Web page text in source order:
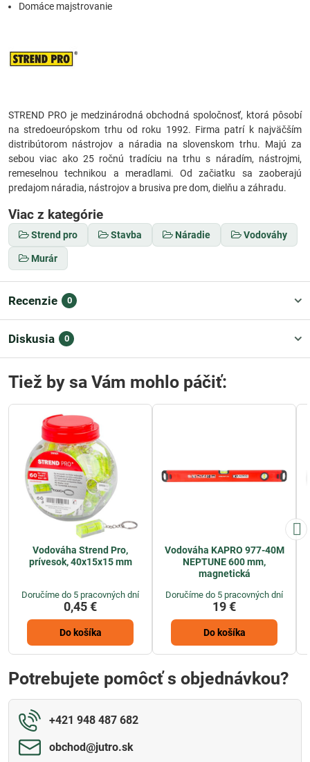
Domáce majstrovanie
STREND PRO je medzinárodná obchodná spoločnosť, ktorá pôsobí
na stredoeurópskom trhu od roku 1992. Firma patrí k najväčším
distribútorom nástrojov a náradia na slovenskom trhu. Majú za
sebou viac ako 25 ročnú tradíciu na trhu s náradím, nástrojmi,
remeselnou technikou a meradlami. Od začiatku sa zaoberajú
predajom náradia, nástrojov a brusiva pre dom, dielňu a záhradu.
Viac z kategórie
Strend pro Stavba Náradie Vodováhy
Murár
Recenzie 0
Diskusia 0
Tiež by sa Vám mohlo páčiť:
Vodováha Strend Pro,
prívesok, 40x15x15 mm
Doručíme do 5 pracovných dní
0,45 €
Do košíka
Vodováha KAPRO 977-40M
NEPTUNE 600 mm,
magnetická
Doručíme do 5 pracovných dní
19 €
Do košíka
Potrebujete pomôcť s objednávkou?
+421 948 487 682
obchod​@jutro​.sk